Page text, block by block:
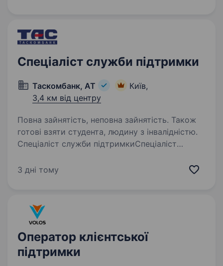
Спеціаліст служби підтримки
Таскомбанк, АТ
Київ,
3,4 км від центру
Повна зайнятість, неповна зайнятість. Також
готові взяти студента, людину з інвалідністю.
Спеціаліст служби підтримкиСпеціаліст
АТ КиевДегтярівська 4аметро Лукьяновская
ТАСКОМБАНК — це 36 років…
3 дні тому
Оператор клієнтської
підтримки